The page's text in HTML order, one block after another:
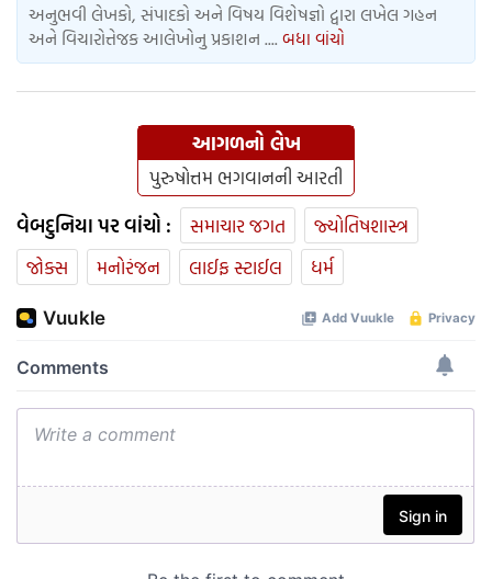
અનુભવી લેખકો, સંપાદકો અને વિષય વિશેષજ્ઞો દ્વારા લખેલ ગહન
અને વિચારોત્તેજક આલેખોનુ પ્રકાશન .... બધા વાંચો
આગળનો લેખ
પુરુષોત્તમ ભગવાનની આરતી
વેબદુનિયા પર વાંચો : સમાચાર જગત
જ્યોતિષશાસ્ત્ર
જોક્સ
મનોરંજન લાઈફ સ્ટાઈલ ધર્મ